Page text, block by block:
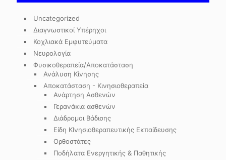
Uncategorized
Διαγνωστικοί Υπέρηχοι
Κοχλιακά Εμφυτεύματα
Νευρολογία
Φυσικοθεραπεία/Αποκατάσταση
Ανάλυση Κίνησης
Αποκατάσταση - Κινησιοθεραπεία
Ανάρτηση Ασθενών
Γερανάκια ασθενών
Διάδρομοι Βάδισης
Είδη ΚΙνησιοθεραπευτικής Εκπαίδευσης
Ορθοστάτες
Ποδήλατα Ενεργητικής & Παθητικής